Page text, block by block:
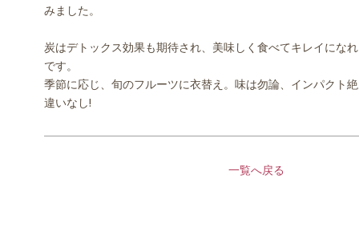
みました。
炭はデトックス効果も期待され、美味しく食べてキレイにな
です。
季節に応じ、旬のフルーツに衣替え。味は勿論、インパクト
違いなし!
一覧へ戻る